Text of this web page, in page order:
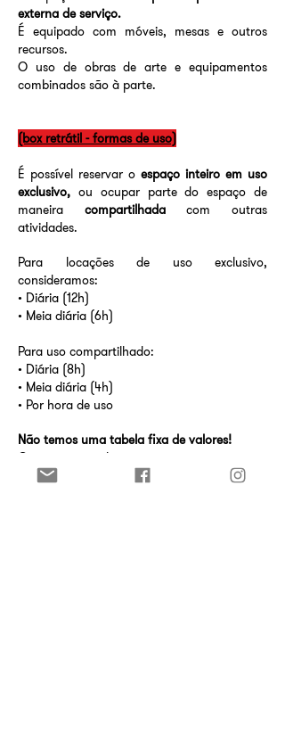
externa de serviço.
É equipado com móveis, mesas e outros
recursos.
O uso de obras de arte e equipamentos
combinados são à parte.
(box retrátil - formas de uso)
É possível reservar o espaço inteiro em uso
exclusivo, ou ocupar parte do espaço de
maneira compartilhadacom outras
atividades.
Para locações de uso exclusivo,
consideramos:
• Diária (12h)
• Meia diária (6h)
Para uso compartilhado:
• Diária (8h)
• Meia diária (4h)
• Por hora de uso
Não temos uma tabela fixa de valores!
Queremos conhecer seu projeto e suas
necessidades para então negociarmos uma